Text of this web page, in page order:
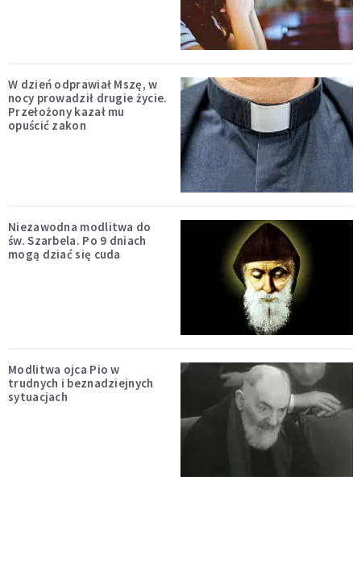
W dzień odprawiał Mszę, w
nocy prowadził drugie życie.
Przełożony kazał mu
opuścić zakon
Niezawodna modlitwa do
św. Szarbela. Po 9 dniach
mogą dziać się cuda
Modlitwa ojca Pio w
trudnych i beznadziejnych
sytuacjach